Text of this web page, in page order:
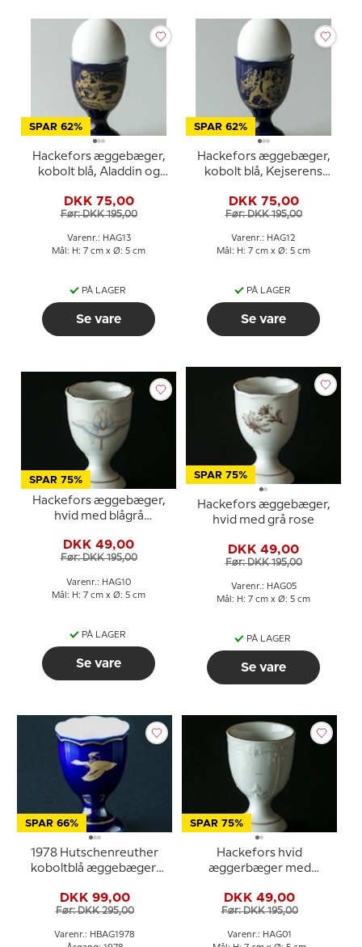
SPAR 62%
Hackefors æggebæger,
kobolt blå, Aladdin og
DKK 75,00
Før: DKK 195,00
Varenr.: HAG13
Mål: H: 7 cm x Ø: 5 cm
PÅ LAGER
Se vare
SPAR 62%
Hackefors æggebæger,
kobolt blå, Kejserens
DKK 75,00
Før: DKK 195,00
Varenr.: HAG12
Mål: H: 7 cm x Ø: 5 cm
PÅ LAGER
Se vare
SPAR 75%
Hackefors æggebæger,
hvid med blågrå
DKK 49,00
Før: DKK 195,00
Varenr.: HAG10
Mål: H: 7 cm x Ø: 5 cm
PÅ LAGER
Se vare
SPAR 75%
Hackefors æggebæger,
hvid med grå rose
DKK 49,00
Før: DKK 195,00
Varenr.: HAG05
Mål: H: 7 cm x Ø: 5 cm
PÅ LAGER
Se vare
SPAR 66%
1978 Hutschenreuther
koboltblå æggebæger,
DKK 99,00
Før: DKK 295,00
Varenr.: HBAG1978
SPAR 75%
Hackefors hvid
æggerbæger med
DKK 49,00
Før: DKK 195,00
Varenr.: HAG01